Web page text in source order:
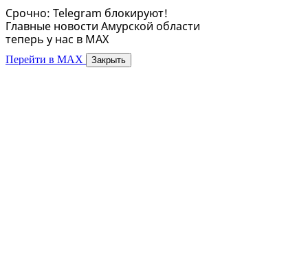
Срочно: Telegram блокируют!
Главные новости Амурской области
теперь у нас в MAX
Перейти в MAX Закрыть